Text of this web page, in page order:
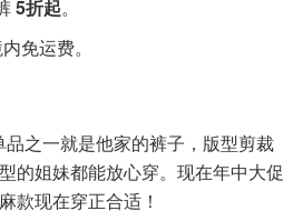
5折起。
免运费。
品之一就是他家的裤子，版型剪裁
的姐妹都能放心穿。现在年中大促
款现在穿正合适！